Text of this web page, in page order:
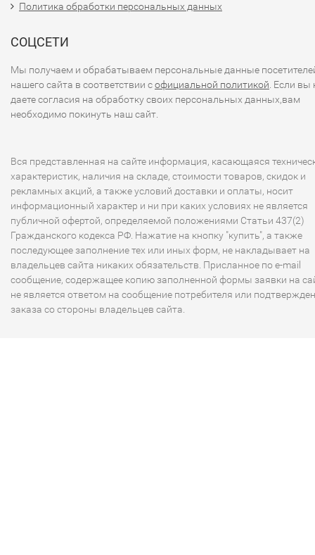
Политика обработки персональных данных
СОЦСЕТИ
Мы получаем и обрабатываем персональные данные
нашего сайта в соответствии софициальной политикой . Если вы
даете согласия на обработку своих персональных данных,вам
необходимо покинуть наш сайт.
Вся представленная на сайте информация, касающаяся
характеристик, наличия на складе, стоимости товаров, скидок и
рекламных акций, а также условий доставки и оплаты, носит
информационный характер и ни при каких условиях не является
публичной офертой, определяемой положениями Статьи 437(2)
Гражданского кодекса РФ. Нажатие на кнопку "купить", а также
последующее заполнение тех или иных форм, не накладывает на
владельцев сайта никаких обязательств. Присланное по e-mail
сообщение, содержащее копию заполненной формы заявки на
не является ответом на сообщение потребителя или
заказа со стороны владельцев сайта.